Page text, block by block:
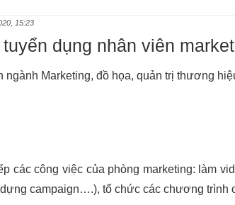
15:23
dụng nhân viên
ngành Marketing, đồ họa, quản trị thương
các công việc của phòng marketing: làm
dựng campaign….), tổ chức các chương